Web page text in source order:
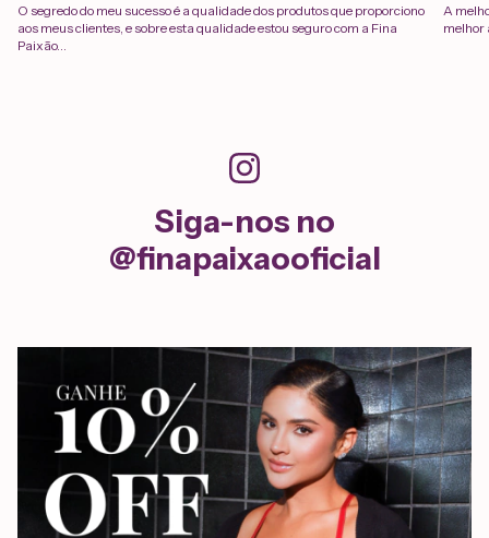
O segredo do meu sucesso é a qualidade dos produtos que proporciono
aos meus clientes, e sobre esta qualidade estou seguro com a Fina
Paixão...
A
melhor
Siga-nos no
@finapaixaooficial